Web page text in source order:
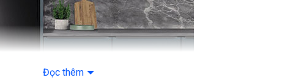
Trọng lượng
56.2 kg
Năm ra mắt
2021
Đọc thêm